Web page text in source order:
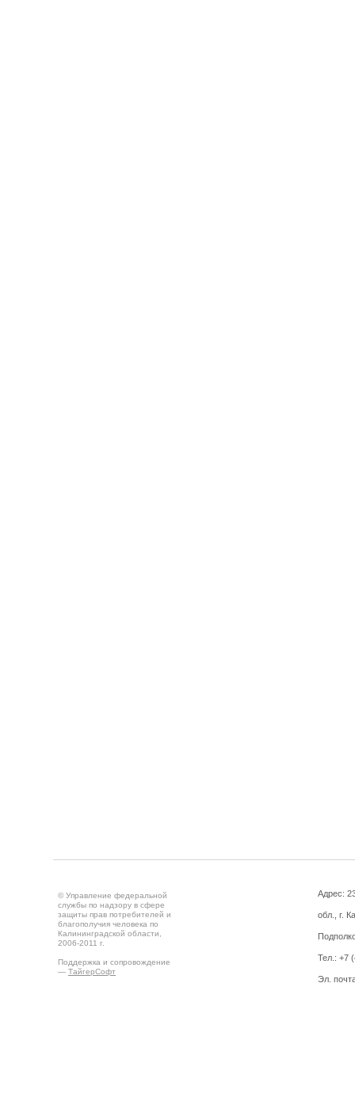
© Управление федеральной
службы по надзору в сфере
защиты прав потребителей и
благополучия человека по
Калининградской области,
2006-2011 г.
Поддержка и сопровождение
— ТайгерСофт
Адрес:
обл., г.
Тел.: +7
Эл.